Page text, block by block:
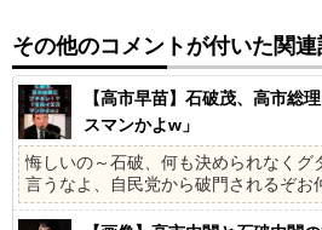
その他のコメントが付いた関
【高市早苗】石破茂、高市総
スマンかよw」
悔しいの～石破、何も決められなくグ
言うなよ、自民党から破門されるぞお